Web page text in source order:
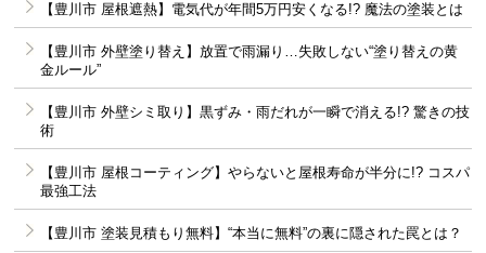
【豊川市 屋根遮熱】電気代が年間5万円安くなる!? 魔法の塗装とは
【豊川市 外壁塗り替え】放置で雨漏り…失敗しない“塗り替えの黄
金ルール”
【豊川市 外壁シミ取り】黒ずみ・雨だれが一瞬で消える!? 驚きの技
術
【豊川市 屋根コーティング】やらないと屋根寿命が半分に!? コスパ
最強工法
【豊川市 塗装見積もり無料】“本当に無料”の裏に隠された罠とは？